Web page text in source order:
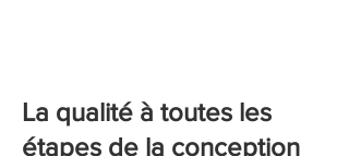
La qualité à toutes les
étapes de la conception